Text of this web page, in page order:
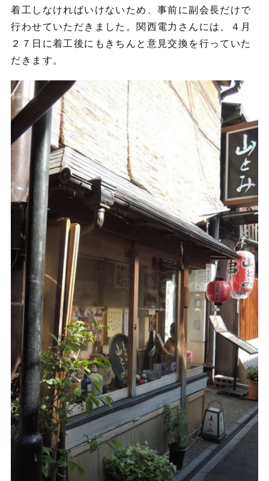
着工しなければいけないため、事前に副会長だけで
行わせていただきました。関西電力さんには、４月
２７日に着工後にもきちんと意見交換を行っていた
だきます。